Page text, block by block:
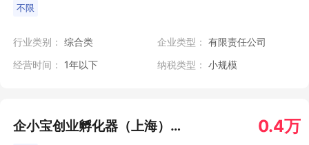
不限
行业类别： 综合类 企业类型： 有限责任公司
经营时间：
1年以下 纳税类型： 小规模
企小宝创业孵化器（上海）有限公司 0.4万